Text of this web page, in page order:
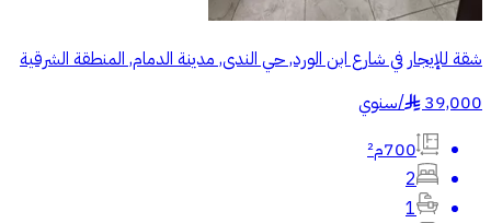
شقة للإيجار في شارع ابن الورد, حي الندى, مدينة الدمام, المنطقة الشرقية
39,000
§
/سنوي
700م²
2
1